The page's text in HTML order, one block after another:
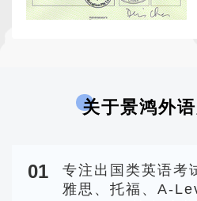
关于景鸿外
01
专注出国类英语考
雅思、托福、A-